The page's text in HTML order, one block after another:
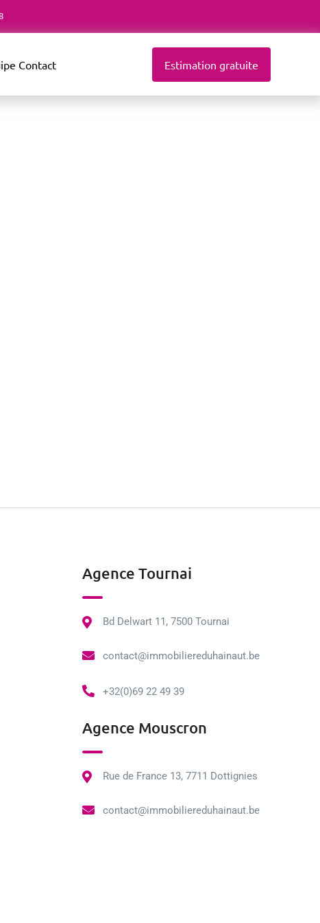
Contact Estimation gratuite
Agence Tournai
Bd Delwart 11, 7500 Tournai
contact@immobiliereduhainaut.be
+32(0)69 22 49 39
Agence Mouscron
Rue de France 13, 7711 Dottignies
contact@immobiliereduhainaut.be